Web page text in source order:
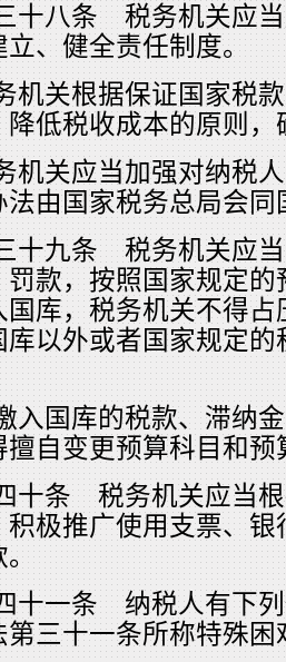
十八条 税务机关应
立、健全责任制度。
机关根据保证国家税
降低税收成本的原则
机关应当加强对纳税
法由国家税务总局会
十九条 税务机关应
罚款，按照国家规定
国库，税务机关不得
库以外或者国家规定
入国库的税款、滞纳
擅自变更预算科目和预
十条 税务机关应当
积极推广使用支票、
。
十一条 纳税人有下
第三十一条所称特殊困